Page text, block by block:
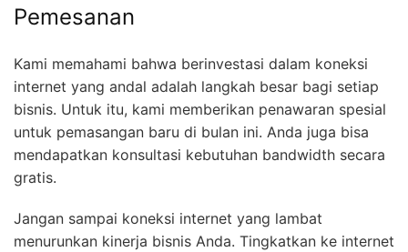
Pemesanan
Kami memahami bahwa berinvestasi dalam koneksi
internet yang andal adalah langkah besar bagi setiap
bisnis. Untuk itu, kami memberikan penawaran spesial
untuk pemasangan baru di bulan ini. Anda juga bisa
mendapatkan konsultasi kebutuhan bandwidth secara
gratis.
Jangan sampai koneksi internet yang lambat
menurunkan kinerja bisnis Anda. Tingkatkan ke internet